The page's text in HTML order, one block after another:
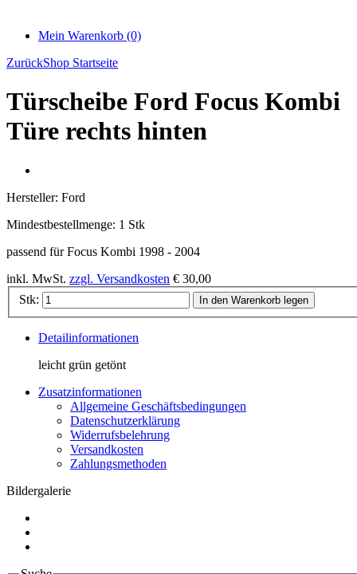
Mein Warenkorb (0)
ZurückShop Startseite
Türscheibe Ford Focus Kombi
Türe rechts hinten
Hersteller: Ford
Mindestbestellmenge: 1 Stk
passend für Focus Kombi 1998 - 2004
inkl. MwSt. zzgl. Versandkosten € 30,00
Stk:
In den Warenkorb legen
Detailinformationen
leicht grün getönt
Zusatzinformationen
Allgemeine Geschäftsbedingungen
Datenschutzerklärung
Widerrufsbelehrung
Versandkosten
Zahlungsmethoden
Bildergalerie